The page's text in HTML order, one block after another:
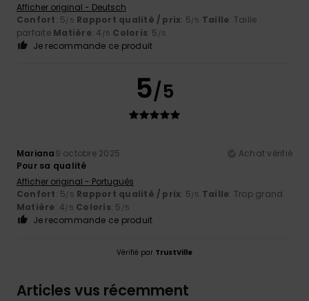
Afficher original - Deutsch
Confort: 5/5 Rapport qualité / prix: 5/5 Taille: Taille
parfaite Matière: 4 /5 Coloris: 5 /5
Je recommande ce produit
5/5
Mariana9 octobre 2025
Achat vérifié
Pour sa qualité
Afficher original - Português
Confort: 5/5 Rapport qualité / prix: 5/5 Taille: Trop grand
Matière: 4/5 Coloris: 5 /5
Je recommande ce produit
Vérifié par TrustVille
Articles vus récemment